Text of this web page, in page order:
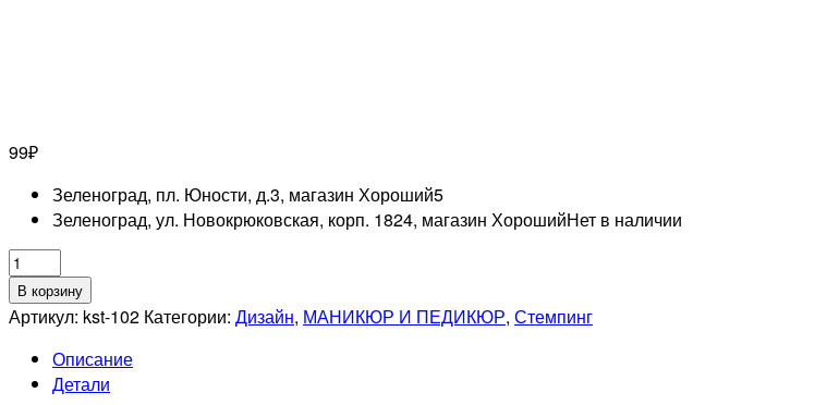
99₽
Зеленоград, пл. Юности, д.3, магазин Хороший5
Зеленоград, ул. Новокрюковская, корп. 1824, магазин ХорошийНет в наличии
Количество
товара
EL
Kaleidoscope
Диск
В корзину
Артикул: kst-102 Категории: Дизайн, МАНИКЮР И ПЕДИКЮР, Стемпинг
Описание
Детали